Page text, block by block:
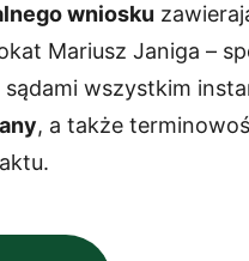
wniosku
Mariusz Janiga –
wszystkim
, a także